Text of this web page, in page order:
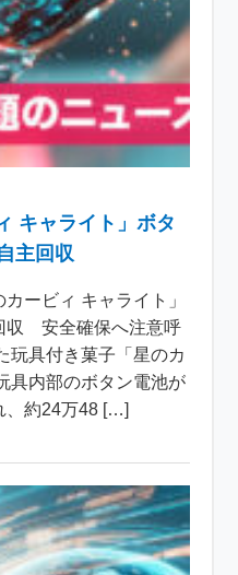
キャライト」ボタ
主回収
ービィ キャライト」
収 安全確保へ注意呼
玩具付き菓子「星のカ
具内部のボタン電池が
、約24万48 […]